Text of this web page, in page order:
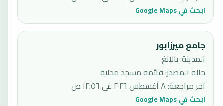
ابحث في Google Maps
جامع ميرزابور
المدينة: بالانغ
حالة المصدر:قائمة مسجد محلية
آخر مراجعة:٨ أغسطس ٢٠٢٦ في ١٢:٥٦ ص
ابحث في Google Maps